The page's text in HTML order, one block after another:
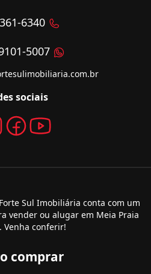
6340
5007
sociais
Sul Imobiliária conta com um
vender ou alugar em Meia Praia
Venha conferir!
comprar